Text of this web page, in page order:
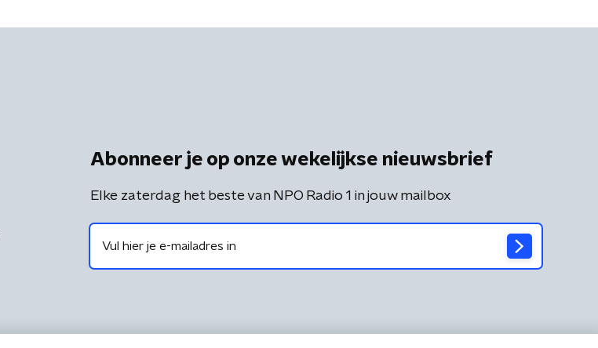
Abonneer je op onze wekelijkse nieuwsbrief
Elke zaterdag het beste van NPO Radio 1 in jouw mailbox